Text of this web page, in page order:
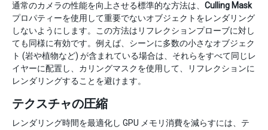
通常のカメラの性能を向上させる標準的な方法は、 Culling Mask
プロパティーを使用して重要でないオブジェクトをレンダリング
しないようにします。この方法はリフレクションプローブに対し
ても同様に有効です。例えば、シーンに多数の小さなオブジェク
ト (岩や植物など) が含まれている場合は、それらをすべて同じレ
イヤーに配置し、カリングマスクを使用して、リフレクションに
レンダリングすることを避けます。
テクスチャの圧縮
レンダリング時間を最適化し GPU メモリ消費を減らすには、テ